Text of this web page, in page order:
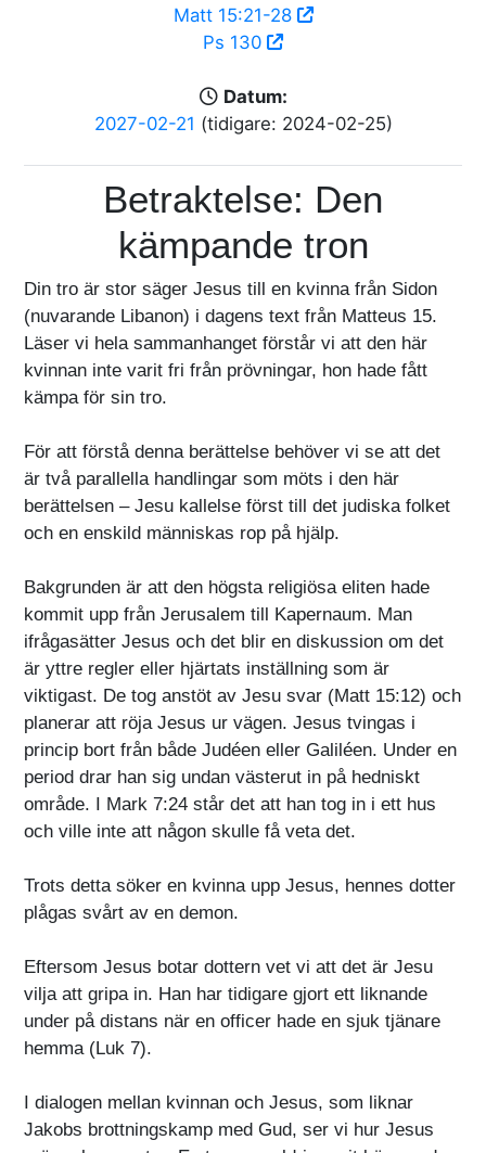
Matt 15:21-28
Ps 130
Datum:
2027-02-21 (tidigare: 2024-02-25)
Betraktelse: Den
kämpande tron
Din tro är stor säger Jesus till en kvinna från Sidon
(nuvarande Libanon) i dagens text från Matteus 15.
Läser vi hela sammanhanget förstår vi att den här
kvinnan inte varit fri från prövningar, hon hade fått
kämpa för sin tro.
För att förstå denna berättelse behöver vi se att det
är två parallella handlingar som möts i den här
berättelsen – Jesu kallelse först till det judiska folket
och en enskild människas rop på hjälp.
Bakgrunden är att den högsta religiösa eliten hade
kommit upp från Jerusalem till Kapernaum. Man
ifrågasätter Jesus och det blir en diskussion om det
är yttre regler eller hjärtats inställning som är
viktigast. De tog anstöt av Jesu svar (Matt 15:12) och
planerar att röja Jesus ur vägen. Jesus tvingas i
princip bort från både Judéen eller Galiléen. Under en
period drar han sig undan västerut in på hedniskt
område. I Mark 7:24 står det att han tog in i ett hus
och ville inte att någon skulle få veta det.
Trots detta söker en kvinna upp Jesus, hennes dotter
plågas svårt av en demon.
Eftersom Jesus botar dottern vet vi att det är Jesu
vilja att gripa in. Han har tidigare gjort ett liknande
under på distans när en officer hade en sjuk tjänare
hemma (Luk 7).
I dialogen mellan kvinnan och Jesus, som liknar
Jakobs brottningskamp med Gud, ser vi hur Jesus